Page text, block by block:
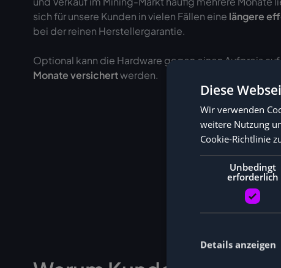
sich für unsere Kunden in vielen Fällen eine längere
bei der reinen Herstellergarantie.
Optional kann die Hardware gegen einen Aufpreis
Monate versichertwerden.
Diese
Wir verwenden
weitere Nutzung
Cookie-Richtlinie
Unbedingt
erforderlich
Details anzeigen